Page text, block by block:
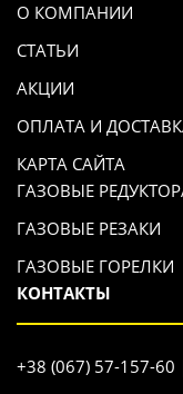
О КОМПАНИИ
СТАТЬИ
АКЦИИ
ОПЛАТА И
КАРТА САЙТА
ГАЗОВЫЕ
ГАЗОВЫЕ РЕЗАКИ
ГАЗОВЫЕ ГОРЕЛКИ
КОНТАКТЫ
+38 (067) 57-157-60